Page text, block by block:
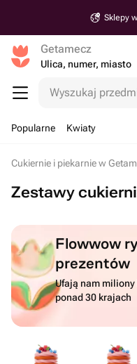
Sklepy
Getamecz
Ulica, numer, miasto
Wyszukaj
Popularne Kwiaty
Cukiernie i piekarnie w
Zestawy
Flowwow
prezentów
Ufają nam
ponad 30 krajach